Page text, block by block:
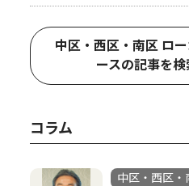
中区・西区・南区 ロ
ースの記事を検
コラム
中区・西区・